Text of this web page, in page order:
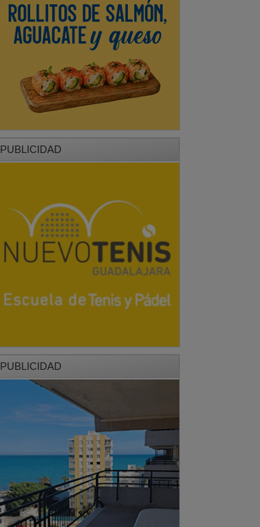
PUBLICIDAD
PUBLICIDAD